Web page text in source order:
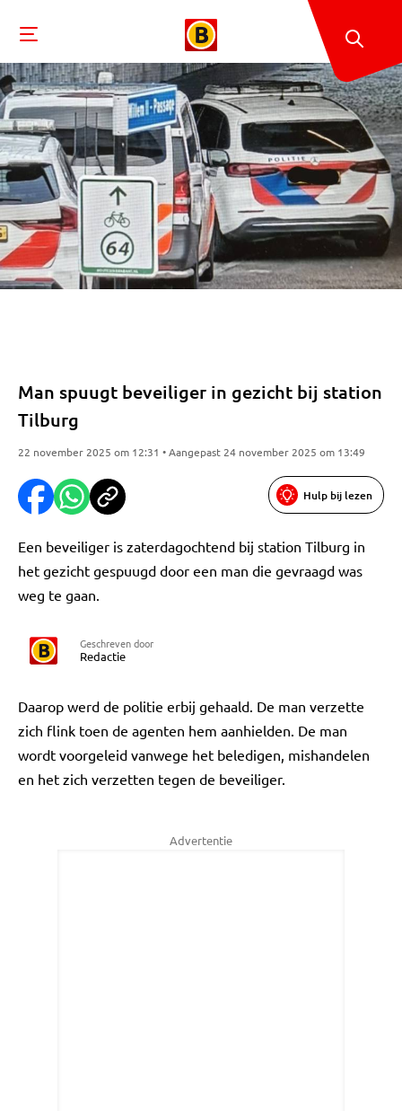
Man spuugt beveiliger in gezicht bij station
Tilburg
22 november 2025 om 12:31 • Aangepast 24 november 2025 om 13:49
Hulp bij lezen
Een beveiliger is zaterdagochtend bij station Tilburg in
het gezicht gespuugd door een man die gevraagd was
weg te gaan.
Geschreven door
Redactie
Daarop werd de politie erbij gehaald. De man verzette
zich flink toen de agenten hem aanhielden. De man
wordt voorgeleid vanwege het beledigen, mishandelen
en het zich verzetten tegen de beveiliger.
Advertentie